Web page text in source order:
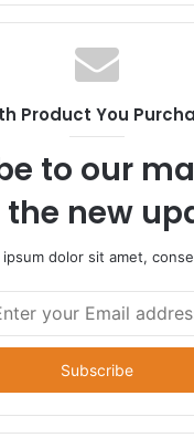
Product You
to our
new
ipsum dolor sit amet,